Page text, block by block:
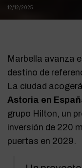
12/12/2025
Marbella avanza
destino de
La ciudad
Astoria en
grupo Hilton, un
inversión de 220
puertas en 2029.